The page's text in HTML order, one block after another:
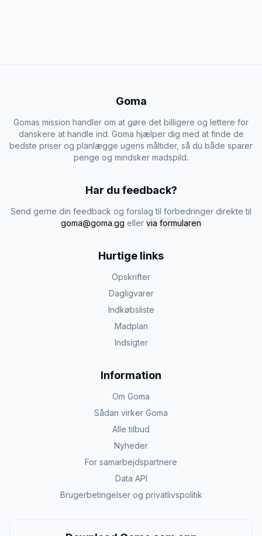
Goma
Gomas mission handler om at gøre det billigere og lettere for
danskere at handle ind. Goma hjælper dig med at finde de
bedste priser og planlægge ugens måltider, så du både sparer
penge og mindsker madspild.
Har du feedback?
Send gerne din feedback og forslag til forbedringer direkte til
goma@goma.gg eller via formularen
Hurtige links
Opskrifter
Dagligvarer
Indkøbsliste
Madplan
Indsigter
Information
Om Goma
Sådan virker Goma
Alle tilbud
Nyheder
For samarbejdspartnere
Data API
Brugerbetingelser og privatlivspolitik